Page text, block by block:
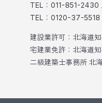
TEL：011-851-2430
TEL：0120-37-5518
建設業許可：北海道
宅建業免許：北海道
二級建築士事務所 北